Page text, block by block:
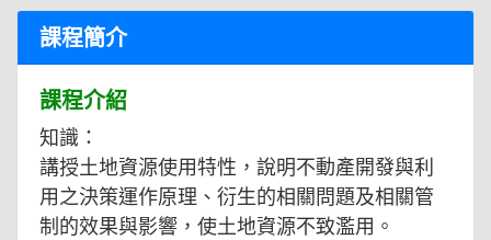
課程簡介
課程介紹
知識：
講授土地資源使用特性，說明不動產開發與利
用之決策運作原理、衍生的相關問題及相關管
制的效果與影響，使土地資源不致濫用。